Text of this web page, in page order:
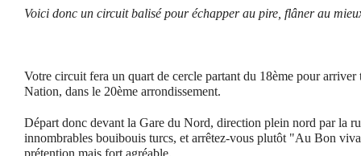
Voici donc un circuit balisé pour échapper au pire, flâner au
Votre circuit fera un quart de cercle partant du 18ème pour arriver
Nation, dans le 20ème arrondissement.
Départ donc devant la Gare du Nord, direction plein nord par la
innombrables bouibouis turcs, et arrêtez-vous plutôt "Au Bon
prétention mais fort agréable.